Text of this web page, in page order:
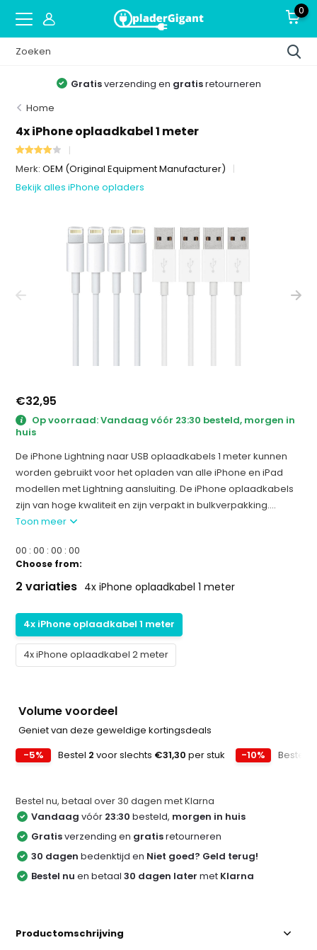
0
Gratisverzending en gratisretourneren
Home
4x iPhone oplaadkabel 1 meter
Merk:OEM (Original Equipment Manufacturer)
Bekijk alles iPhone opladers
€32,95
Op voorraad: Vandaag vóór 23:30 besteld, morgen in
huis
De iPhone Lightning naar USB oplaadkabels 1 meter kunnen
worden gebruikt voor het opladen van alle iPhone en iPad
modellen met Lightning aansluiting. De iPhone oplaadkabels
zijn van hoge kwaliteit en zijn verpakt in bulkverpakking....
Toon meer
00 :00 :00 :00
Choose from:
2 variaties 4x iPhone oplaadkabel 1 meter
4x iPhone oplaadkabel 1 meter
4x iPhone oplaadkabel 2 meter
Volume voordeel
Geniet van deze geweldige kortingsdeals
-5%
Bestel 2 voor slechts €31,30 per stuk -10% Bestel
Bestel nu, betaal over 30 dagen met Klarna
Vandaag vóór 23:30 besteld, morgen in huis
Gratisverzending en gratisretourneren
30 dagen bedenktijd en Niet goed? Geld terug!
Bestel nu en betaal30 dagen later met Klarna
Productomschrijving